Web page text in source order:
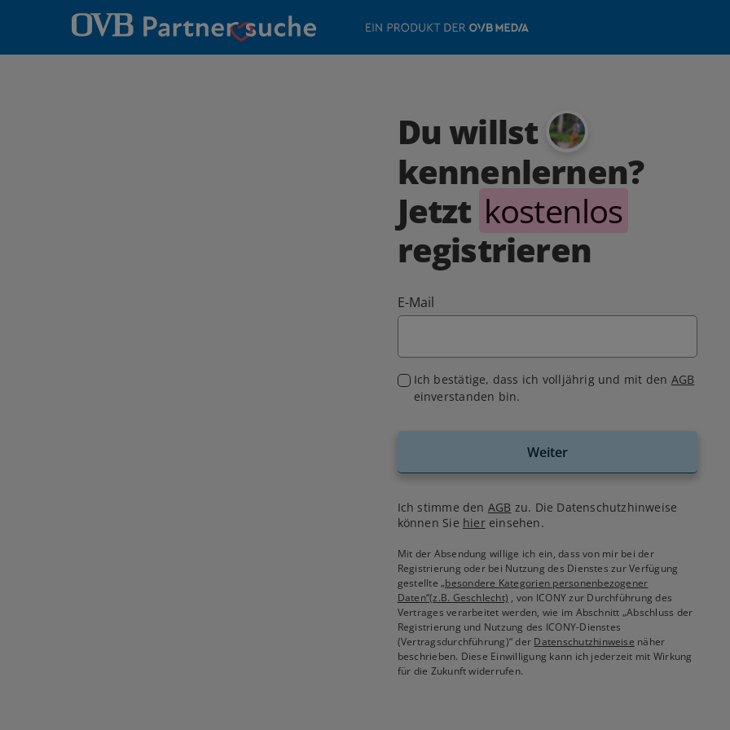
Du willst
kennenlernen?
Jetzt kostenlos
registrieren
E-Mail
Ich bestätige, dass ich volljährig und mit den AGB
einverstanden bin.
Weiter
Ich stimme den AGB zu. Die Datenschutzhinweise
können Sie hiereinsehen.
Mit der Absendung willige ich ein, dass von mir bei der
Registrierung oder bei Nutzung des Dienstes zur Verfügung
gestellte„besondere Kategorien personenbezogener
Daten“(z.B. Geschlecht) , von ICONY zur Durchführung des
Vertrages verarbeitet werden, wie im Abschnitt „Abschluss der
Registrierung und Nutzung des ICONY-Dienstes
(Vertragsdurchführung)“ der Datenschutzhinweise näher
beschrieben. Diese Einwilligung kann ich jederzeit mit Wirkung
für die Zukunft widerrufen.